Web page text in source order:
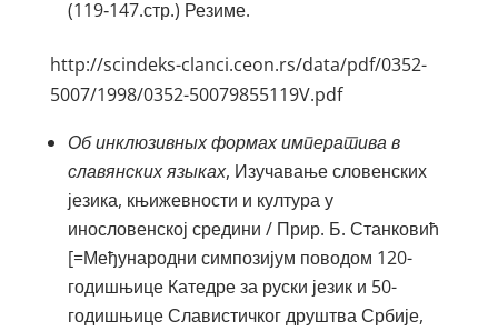
(119‑147.стр.) Резиме.
http://scindeks-clanci.ceon.rs/data/pdf/0352-
5007/1998/0352-50079855119V.pdf
Об инклюзивных формах императива в
славянских языках, Изучавање словенских
језика, књижевности и култура у
инословенској средини / Прир. Б. Станковић
[=Међународни симпозијум поводом 120-
годишњице Катедре за руски језик и 50-
годишњице Славистичког друштва Србије,